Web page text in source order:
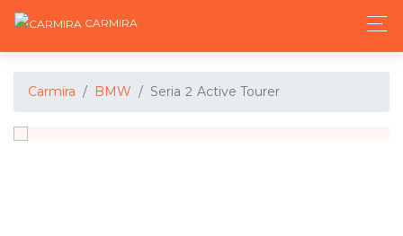
CARMIRA
Carmira BMW Seria 2 Active Tourer